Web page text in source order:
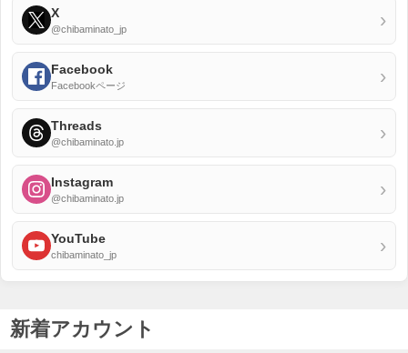
X
@chibaminato_jp ›
Facebook
Facebookページ ›
Threads
@chibaminato.jp ›
Instagram
@chibaminato.jp ›
YouTube
chibaminato_jp ›
新着アカウント